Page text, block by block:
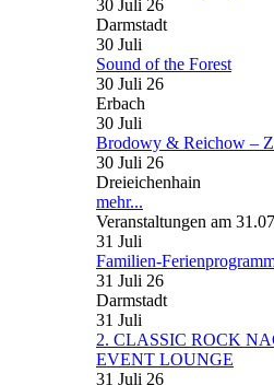
30 Juli 26
Darmstadt
30 Juli
Sound of the Forest
30 Juli 26
Erbach
30 Juli
Brodowy & Reichow –
30 Juli 26
Dreieichenhain
mehr...
Veranstaltungen am
31 Juli
Familien-
31 Juli 26
Darmstadt
31 Juli
2. CLASSIC ROCK
EVENT LOUNGE
31 Juli 26